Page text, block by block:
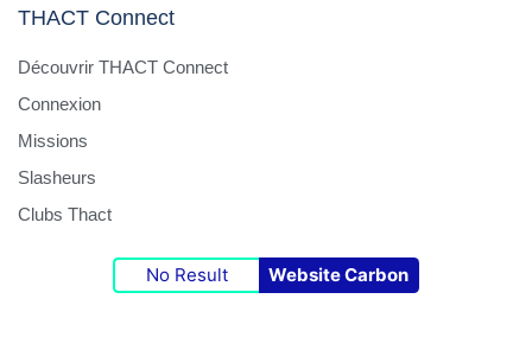
THACT Connect
Découvrir THACT Connect
Connexion
Missions
Slasheurs
Clubs Thact
No Result Website Carbon